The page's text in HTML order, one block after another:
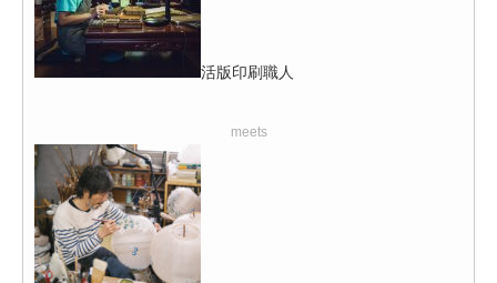
活版印刷職人
meets